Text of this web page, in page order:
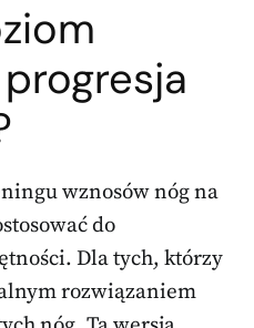
wznosów nóg na
do
Dla tych, którzy
rozwiązaniem